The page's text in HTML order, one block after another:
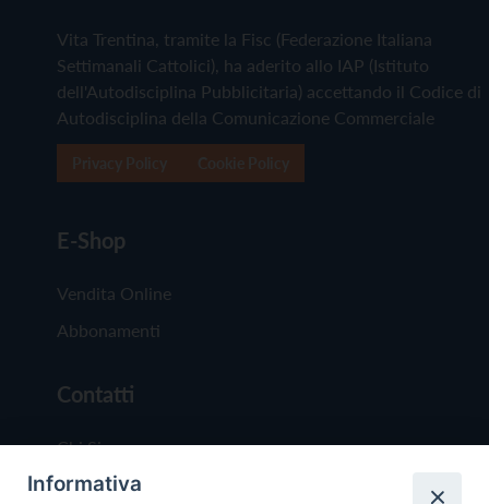
Vita Trentina, tramite la Fisc (Federazione Italiana
Settimanali Cattolici), ha aderito allo IAP (Istituto
dell'Autodisciplina Pubblicitaria) accettando il Codice di
Autodisciplina della Comunicazione Commerciale
E-Shop
Vendita Online
Abbonamenti
Contatti
Chi Siamo
Redazione
Informativa